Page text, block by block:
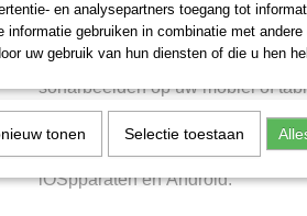
Maak actuele bathymetrische
Wi-Fish in combinatie met de
sonarbeelden naar de Navionics
sonarbeelden op uw mobiel of
kaart opbouwt. U kunt sonarlogs
deze worden gebruikt als
Navionics Boating incl
iOSpparaten en Android.
en analysepartners toegang tot
informatie gebruiken in combinatie met
uw gebruik van hun diensten of die u hen
tonen Selectie toestaan